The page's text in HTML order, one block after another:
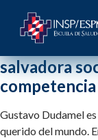
Gustavo
salvadora
Gustavo Dudamel
querido del mundo.